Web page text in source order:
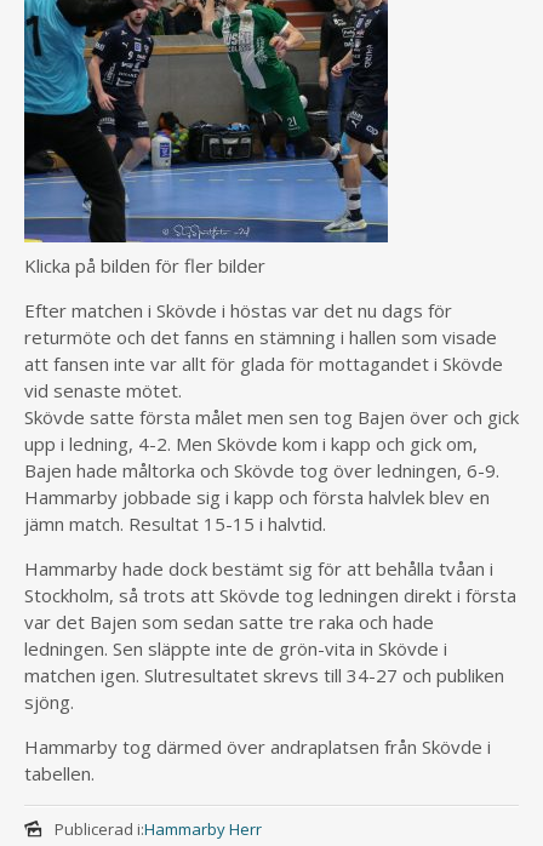
Klicka på bilden för fler bilder
Efter matchen i Skövde i höstas var det nu dags för
returmöte och det fanns en stämning i hallen som visade
att fansen inte var allt för glada för mottagandet i Skövde
vid senaste mötet.
Skövde satte första målet men sen tog Bajen över och gick
upp i ledning, 4-2. Men Skövde kom i kapp och gick om,
Bajen hade måltorka och Skövde tog över ledningen, 6-9.
Hammarby jobbade sig i kapp och första halvlek blev en
jämn match. Resultat 15-15 i halvtid.
Hammarby hade dock bestämt sig för att behålla tvåan i
Stockholm, så trots att Skövde tog ledningen direkt i första
var det Bajen som sedan satte tre raka och hade
ledningen. Sen släppte inte de grön-vita in Skövde i
matchen igen. Slutresultatet skrevs till 34-27 och publiken
sjöng.
Hammarby tog därmed över andraplatsen från Skövde i
tabellen.
Publicerad i:Hammarby Herr